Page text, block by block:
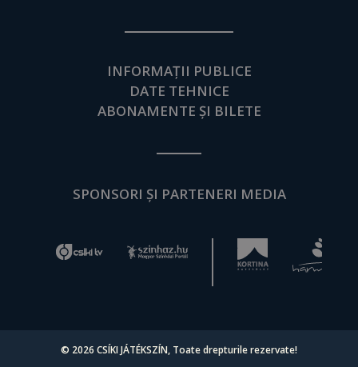
INFORMAȚII PUBLICE
DATE TEHNICE
ABONAMENTE ȘI BILETE
SPONSORI ȘI PARTENERI MEDIA
© 2026 CSÍKI JÁTÉKSZÍN, Toate drepturile rezervate!